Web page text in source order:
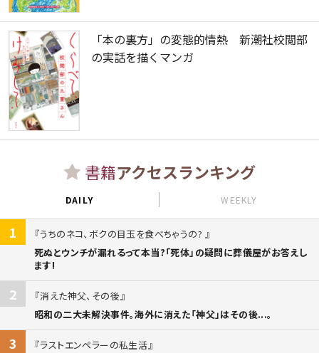
「本の裏方」の変態的情熱 新潮社校閲部
の実話を描くマンガ
書籍アクセスランキング
DAILY WEEKLY
1
うちのネコ、ボクの目玉を食べちゃうの?
死ぬとウンチが漏れるって本当?「死体」の疑問に葬儀屋がお答えし
ます!
2
消えた神父、その後
昭和の二大未解決事件。海外に消えた「神父」はその後...。
3
ラストエンペラーの私生活